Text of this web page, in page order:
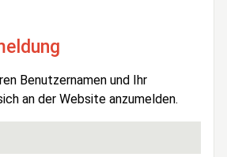
Benutzernamen und Ihr
an der Website anzumelden.